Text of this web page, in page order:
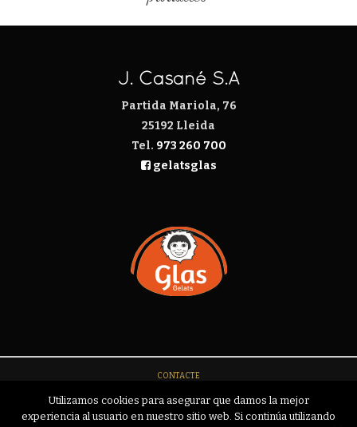
J. Casañé S.A
Partida Mariola, 76
25192 Lleida
Tel. 973 260 700
gelatsglas
CONTACTE
AVIS LEGAL
POLÍTICA DE PRIVACITAT
Utilizamos cookies para asegurar que damos la mejor
experiencia al usuario en nuestro sitio web. Si continúa utilizando